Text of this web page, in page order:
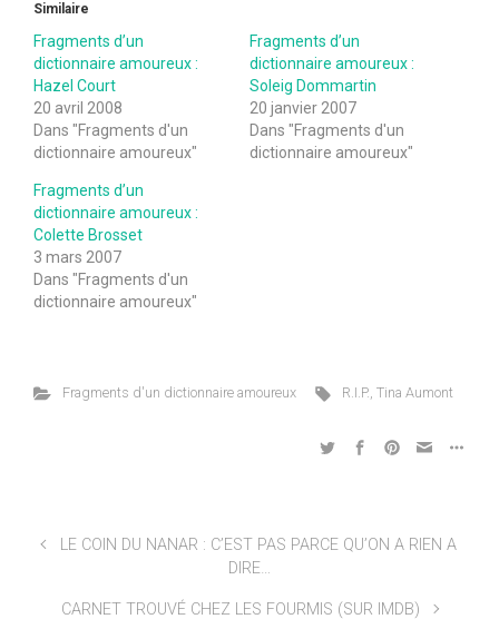
Similaire
Fragments d’un
dictionnaire amoureux :
Hazel Court
20 avril 2008
Dans "Fragments d'un
dictionnaire amoureux"
Fragments d’un
dictionnaire amoureux :
Soleig Dommartin
20 janvier 2007
Dans "Fragments d'un
dictionnaire amoureux"
Fragments d’un
dictionnaire amoureux :
Colette Brosset
3 mars 2007
Dans "Fragments d'un
dictionnaire amoureux"
Fragments d'un dictionnaire amoureux R.I.P.,Tina Aumont
LE COIN DU NANAR : C’EST PAS PARCE QU’ON A RIEN A
DIRE…
CARNET TROUVÉ CHEZ LES FOURMIS (SUR IMDB)